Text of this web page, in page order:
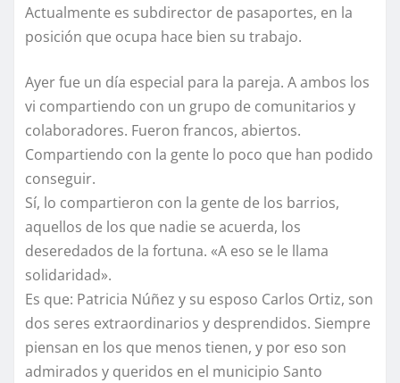
Actualmente es subdirector de pasaportes, en la
posición que ocupa hace bien su trabajo.
Ayer fue un día especial para la pareja. A ambos los
vi compartiendo con un grupo de comunitarios y
colaboradores. Fueron francos, abiertos.
Compartiendo con la gente lo poco que han podido
conseguir.
Sí, lo compartieron con la gente de los barrios,
aquellos de los que nadie se acuerda, los
deseredados de la fortuna. «A eso se le llama
solidaridad».
Es que: Patricia Núñez y su esposo Carlos Ortiz, son
dos seres extraordinarios y desprendidos. Siempre
piensan en los que menos tienen, y por eso son
admirados y queridos en el municipio Santo